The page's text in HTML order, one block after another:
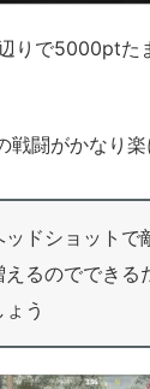
りで5000ptた
戦闘がかなり楽
ッドショットで
えるのでできる
ょう